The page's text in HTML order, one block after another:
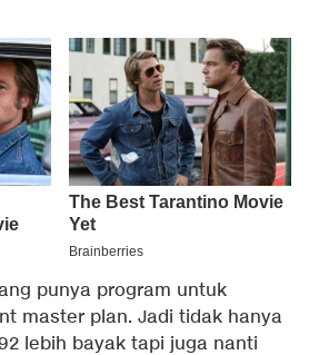
punya program untuk
master plan. Jadi tidak hanya
lebih bayak tapi juga nanti